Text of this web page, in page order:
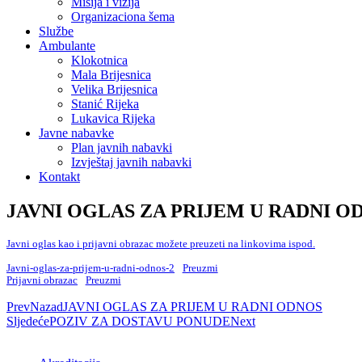
Organizaciona šema
Službe
Ambulante
Klokotnica
Mala Brijesnica
Velika Brijesnica
Stanić Rijeka
Lukavica Rijeka
Javne nabavke
Plan javnih nabavki
Izvještaj javnih nabavki
Kontakt
JAVNI OGLAS ZA PRIJEM U RADNI
Javni oglas kao i prijavni obrazac možete preuzeti na linkovima ispod.
Javni-oglas-za-prijem-u-radni-odnos-2
Preuzmi
Prijavni obrazac
Preuzmi
PrevNazadJAVNI OGLAS ZA PRIJEM U RADNI ODNOS
SljedećePOZIV ZA DOSTAVU PONUDENext